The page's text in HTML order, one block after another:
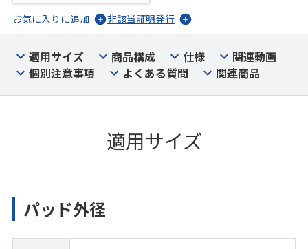
お気に入りに追加
非該当証明発行
適用サイズ 商品構成 仕様
関連動画
個別注意事項
よくある質問 関連商品
適用サイズ
パッド外径